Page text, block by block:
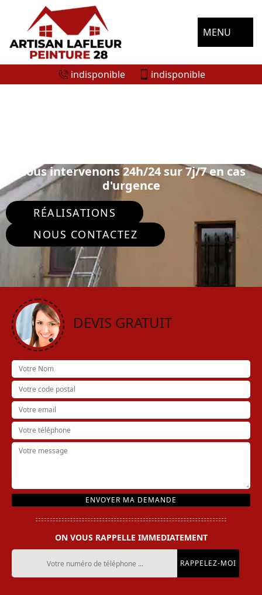
MENU
indisponible indisponible
Nous intervenons 24h/24 sur 7j/7 en cas
d'urgence
RÉALISATIONS
NOUS CONTACTEZ
DEVIS GRATUIT
ON VOUS RAPPELLE IMMEDIATEMENT